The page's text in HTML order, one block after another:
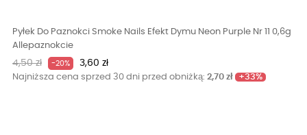
Pyłek Do Paznokci Smoke Nails Efekt Dymu Neon Purple Nr 11 0,6g
Allepaznokcie
Cena
podstawowa
4,50 zł -20% Cena
3,60 zł
Najniższa cena sprzed 30 dni przed obniżką: 2,70 zł +33%